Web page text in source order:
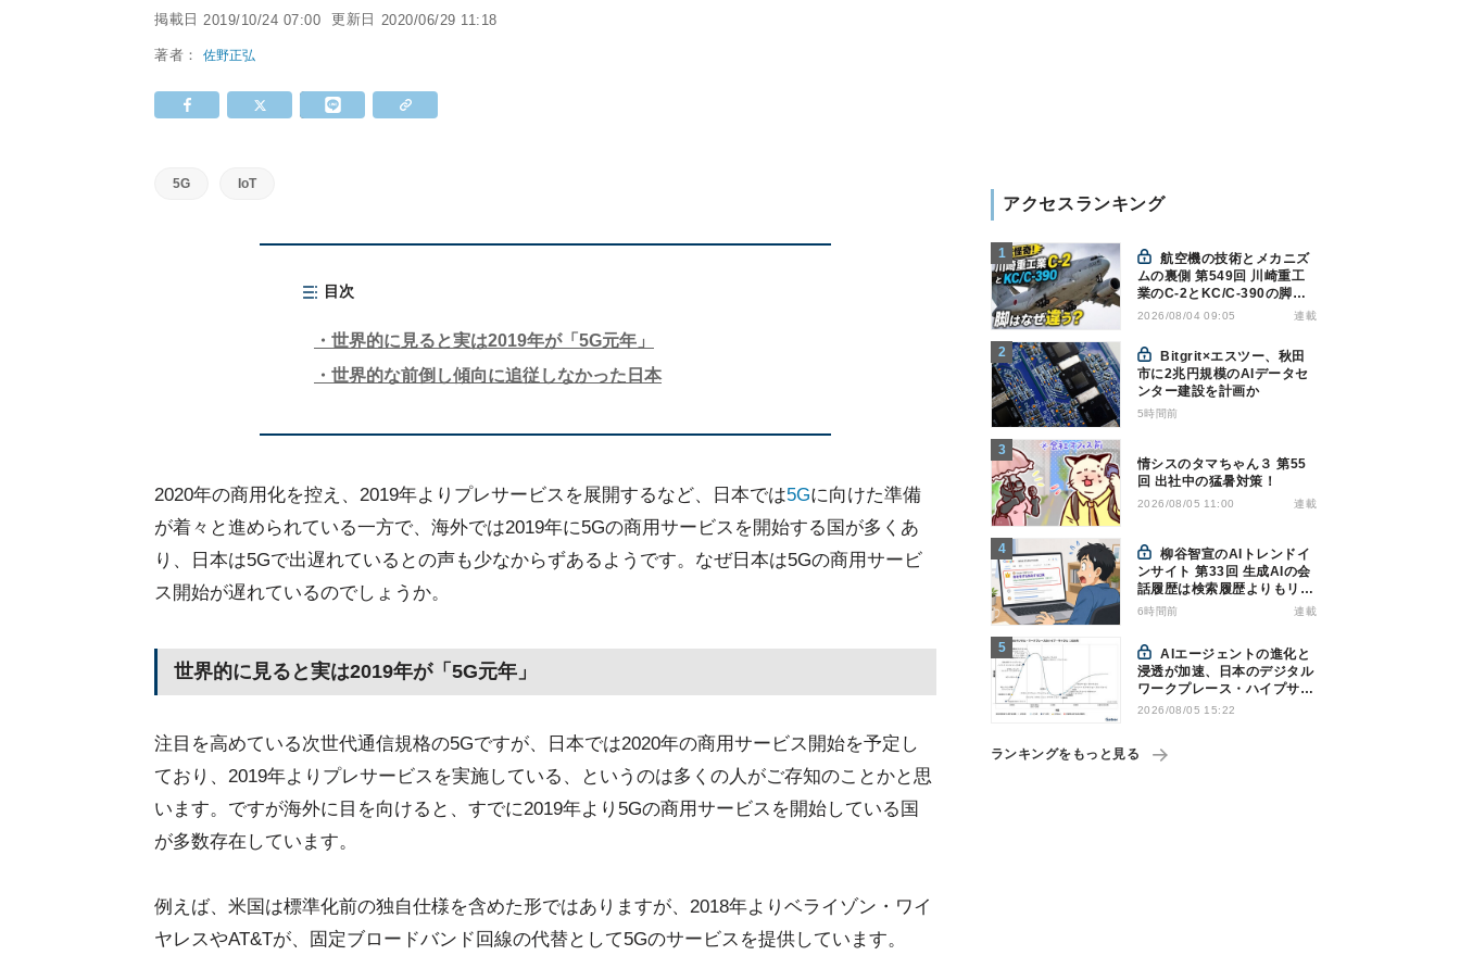
掲載日 2019/10/24 07:00 更新日 2020/06/29 11:18
著者：佐野正弘
5G IoT
目次
世界的に見ると実は2019年が「5G元年」
世界的な前倒し傾向に追従しなかった日本
2020年の商用化を控え、2019年よりプレサービスを展開するなど、日本では5Gに向けた準備
が着々と進められている一方で、海外では2019年に5Gの商用サービスを開始する国が多くあ
り、日本は5Gで出遅れているとの声も少なからずあるようです。なぜ日本は5Gの商用サービ
ス開始が遅れているのでしょうか。
世界的に見ると実は2019年が「5G元年」
注目を高めている次世代通信規格の5Gですが、日本では2020年の商用サービス開始を予定し
ており、2019年よりプレサービスを実施している、というのは多くの人がご存知のことかと思
います。ですが海外に目を向けると、すでに2019年より5Gの商用サービスを開始している国
が多数存在しています。
例えば、米国は標準化前の独自仕様を含めた形ではありますが、2018年よりベライゾン・ワイ
ヤレスやAT&Tが、固定ブロードバンド回線の代替として5Gのサービスを提供しています。
アクセスランキング
航空機の技術とメカニズ
ムの裏側 第549回 川崎重工
業のC-2とKC/C-390の脚は
なぜ違う? - 降着装置は複雑
2026/08/04 09:05 連載
市に2兆円規模のAIデータセ
ンター建設を計画か
5時間前
情シスのタマちゃん３ 第55
回 出社中の猛暑対策！
2026/08/05 11:00 連載
柳谷智宣のAIトレンドイ
ンサイト 第33回 生成AIの会
話履歴は検索履歴よりもリス
キー？今のうちに情報漏洩対
6時間前 連載
AIエージェントの進化と
浸透が加速、日本のデジタル
ワークプレース・ハイプサイ
クルをガートナーが発表
2026/08/05 15:22
ランキングをもっと見る